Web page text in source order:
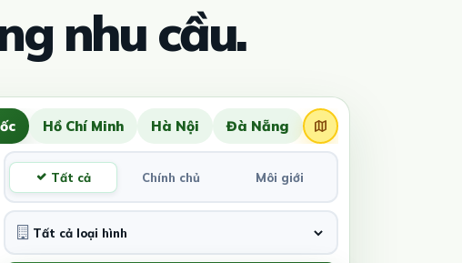
nhu cầu.
Hồ Chí Minh Hà Nội Đà Nẵng
Tất cả Chính chủ Môi giới